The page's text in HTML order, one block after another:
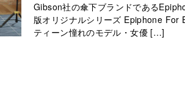
Gibson社の傘下ブランドである
版オリジナルシリーズ Epiphone For
ティーン憧れのモデル・女優 […]